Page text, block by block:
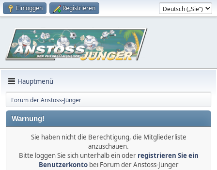
Einloggen Registrieren
Hauptmenü
Forum der Anstoss-Jünger
Warnung!
Sie haben nicht die Berechtigung, die Mitgliederliste
anzuschauen.
Bitte loggen Sie sich unterhalb ein oder registrieren Sie ein
Benutzerkontobei Forum der Anstoss-Jünger